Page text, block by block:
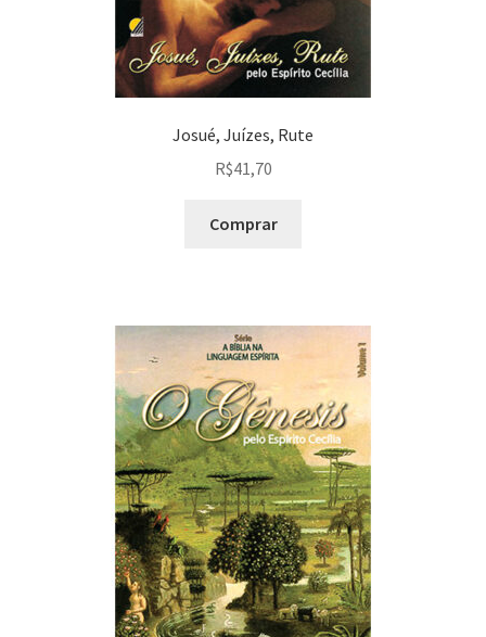
Josué, Juízes, Rute
R$41,70
Comprar